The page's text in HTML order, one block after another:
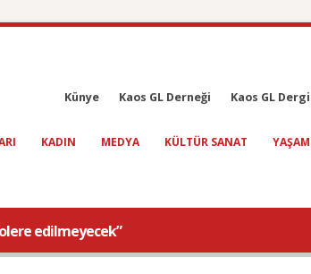
Künye Kaos GL Derneği Kaos GL
KADIN MEDYA KÜLTÜR SANAT YAŞAM
edilmeyecek”